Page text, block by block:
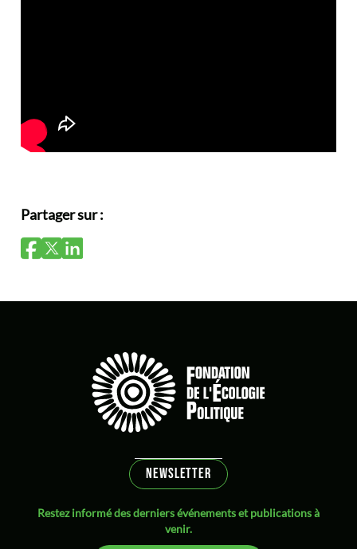
Partager sur :
NEWSLETTER
Restez informé des derniers événements et publications à
venir.